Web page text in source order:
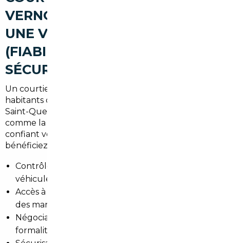
VERNOUILLET POUR ACHETER
UNE VOITURE D'OCCASION
(FIABILITÉ, AVANTAGES,
SÉCURISATION)
Un courtier local connaît les besoins spécifiques des
habitants de Vernouillet : trajets quotidiens vers
Saint-Quentin-en-Yvelines, accès rapide aux axes
comme la A13, et contraintes de stationnement. En
confiant votre projet à un professionnel, vous
bénéficiez de :
Contrôle de l'historique et de la conformité du
véhicule.
Accès à un réseau de vendeurs européens pour
des marges et modèles introuvables en France.
Négociation au meilleur prix et gestion des
formalités administratives.